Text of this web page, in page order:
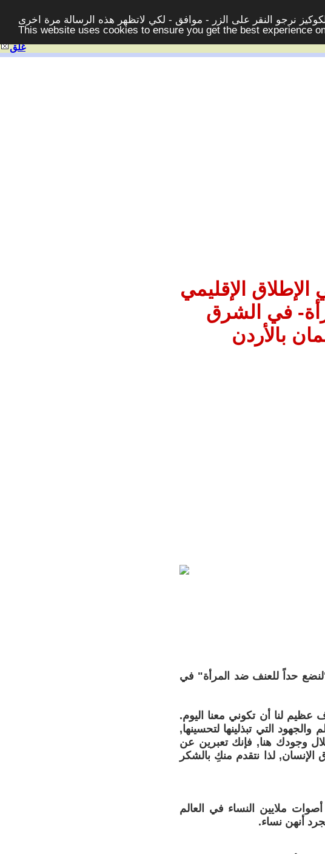
نرجو النقر على الزر - موافق - لكي لاتظهر هذه الرسالة مرة اخرى -
This website uses cookies to ensure you get the best experience
غلق
الإطلاق الإقليمي
في الشرق
بالأردن
"لنضع حداً للعنف ضد المرأة" في
لنا أن تكوني معنا اليوم.
التي تبذلينها لتحسينها,
وجودك هنا, فإنك تعبرين عن
لذا نتقدم منكِ بالشكر
ملايين النساء في العالم
أنهن نساء.